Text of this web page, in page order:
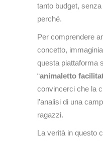
tanto budget,
perché.
Per comprendere
concetto,
questa piattaforma
“animaletto
convincerci che la
l’analisi di una
ragazzi.
La verità in questo